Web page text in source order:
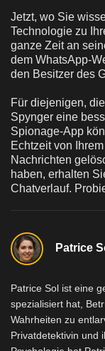
Jetzt, wo Sie
Technologie zu
ganze Zeit an
dem WhatsApp-
den Besitzer des
Für diejenigen,
Spynger eine
Spionage-App
Echtzeit von
Nachrichten
haben, erhalten
Chatverlauf.
Patrice
Patrice Sol ist eine
spezialisiert hat,
Wahrheiten zu
Privatdetektivin und